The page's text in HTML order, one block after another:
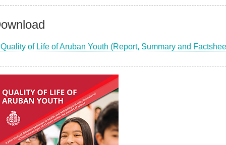
Quality of Life of Aruban Youth (Report, Summary and